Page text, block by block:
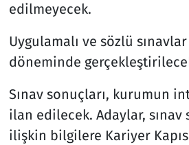
edilmeyecek.
Uygulamalı ve sözlü
döneminde
Sınav sonuçları, kurumun
ilan edilecek. Adaylar, sınav
ilişkin bilgilere Kariyer